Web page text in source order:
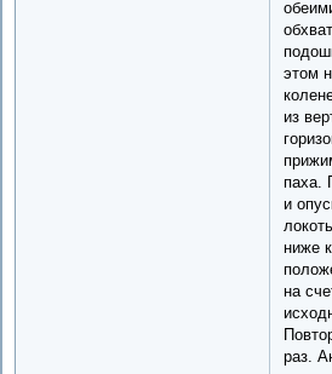
этом
из
паха.
и
ниже
на
раз.